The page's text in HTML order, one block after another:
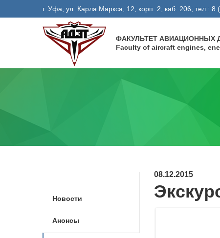
г. Уфа, ул. Карла Маркса, 12, корп. 2, каб. 206; тел.:
ФАКУЛЬТЕТ АВИАЦИОННЫХ
Faculty of aircraft engines,
Новости
Анонсы
08.12.2015